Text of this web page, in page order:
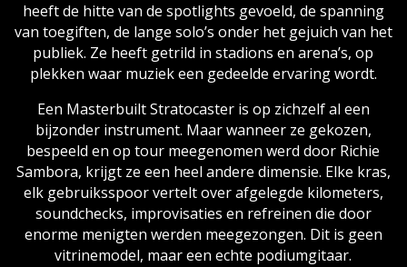
heeft de hitte van de spotlights gevoeld, de spanning
van toegiften, de lange solo’s onder het gejuich van het
publiek. Ze heeft getrild in stadions en arena’s, op
plekken waar muziek een gedeelde ervaring wordt.
Een Masterbuilt Stratocaster is op zichzelf al een
bijzonder instrument. Maar wanneer ze gekozen,
bespeeld en op tour meegenomen werd door Richie
Sambora, krijgt ze een heel andere dimensie. Elke kras,
elk gebruiksspoor vertelt over afgelegde kilometers,
soundchecks, improvisaties en refreinen die door
enorme menigten werden meegezongen. Dit is geen
vitrinemodel, maar een echte podiumgitaar.